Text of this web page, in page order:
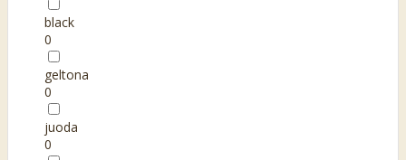
black
0
geltona
0
juoda
0